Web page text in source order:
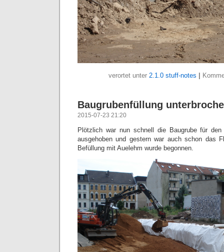
verortet unter 2.1.0 stuff-notes
Baugrubenfüllung
2015-07-23 21:20
Plötzlich war nun schnell die Baugrube für
ausgehoben und gestern war auch schon das
Befüllung mit Auelehm wurde begonnen.